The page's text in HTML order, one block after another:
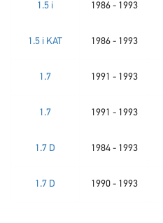
1.5 i 1986 - 1993
1.5 i KAT 1986 - 1993
1.7 1991 - 1993
1.7 1991 - 1993
1.7 D 1984 - 1993
1.7 D 1990 - 1993